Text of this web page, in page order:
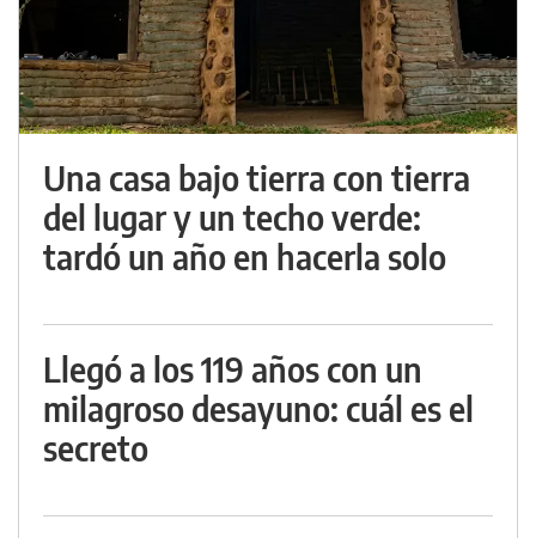
Una casa bajo tierra con tierra
del lugar y un techo verde:
tardó un año en hacerla solo
Llegó a los 119 años con un
milagroso desayuno: cuál es el
secreto